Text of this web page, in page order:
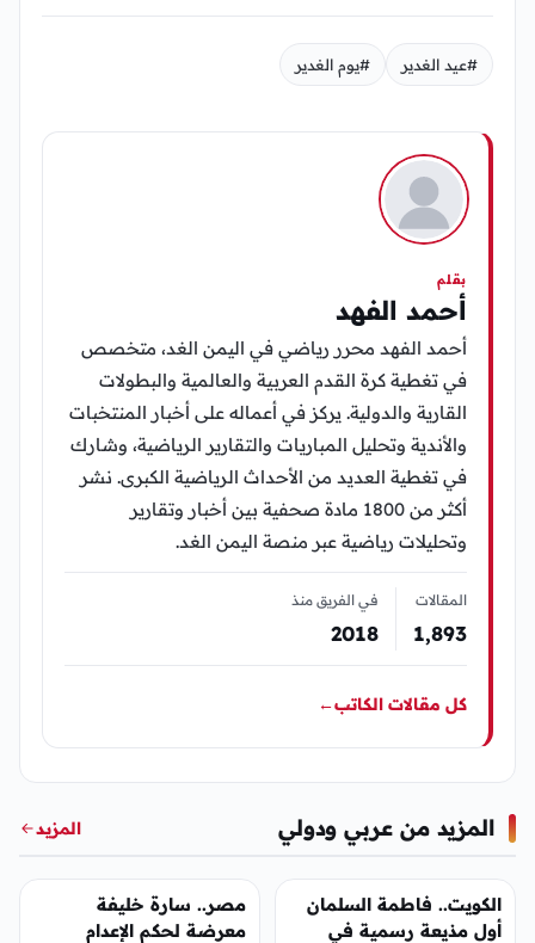
#عيد الغدير #يوم الغدير
بقلم
أحمد الفهد
أحمد الفهد محرر رياضي في اليمن الغد، متخصص
في تغطية كرة القدم العربية والعالمية والبطولات
القارية والدولية. يركز في أعماله على أخبار المنتخبات
والأندية وتحليل المباريات والتقارير الرياضية، وشارك
في تغطية العديد من الأحداث الرياضية الكبرى. نشر
أكثر من 1800 مادة صحفية بين أخبار وتقارير
وتحليلات رياضية عبر منصة اليمن الغد.
المقالات
1٬893
في الفريق منذ
2018
كل مقالات الكاتب←
المزيد من عربي ودولي المزيد
الكويت.. فاطمة السلمان
أول مذيعة رسمية في
مصر.. سارة خليفة
معرضة لحكم الإعدام